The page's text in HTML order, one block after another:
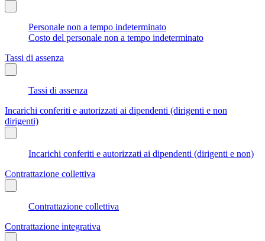
Personale non a tempo indeterminato
Costo del personale non a tempo indeterminato
Tassi di assenza
Tassi di assenza
Incarichi conferiti e autorizzati ai dipendenti (dirigenti e non
dirigenti)
Incarichi conferiti e autorizzati ai dipendenti (dirigenti e non)
Contrattazione collettiva
Contrattazione collettiva
Contrattazione integrativa